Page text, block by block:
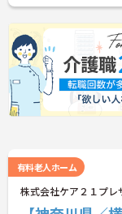
有料老人ホーム
株式会社ケア２１プ